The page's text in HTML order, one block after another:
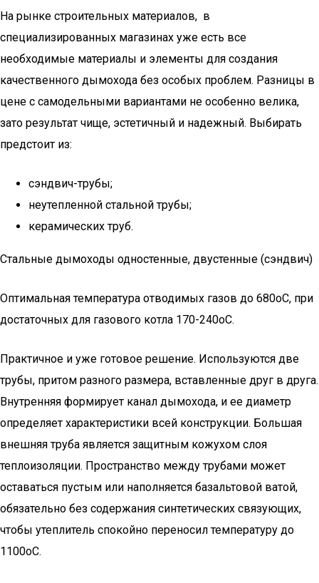
На рынке строительных материалов, в
специализированных магазинах уже есть все
необходимые материалы и элементы для создания
качественного дымохода без особых проблем. Разницы в
цене с самодельными вариантами не особенно велика,
зато результат чище, эстетичный и надежный. Выбирать
предстоит из:
сэндвич-трубы;
неутепленной стальной трубы;
керамических труб.
Стальные дымоходы одностенные, двустенные (сэндвич)
Оптимальная температура отводимых газов до 680оС, при
достаточных для газового котла 170-240оС.
Практичное и уже готовое решение. Используются две
трубы, притом разного размера, вставленные друг в друга.
Внутренняя формирует канал дымохода, и ее диаметр
определяет характеристики всей конструкции. Большая
внешняя труба является защитным кожухом слоя
теплоизоляции. Пространство между трубами может
оставаться пустым или наполняется базальтовой ватой,
обязательно без содержания синтетических связующих,
чтобы утеплитель спокойно переносил температуру до
1100оС.